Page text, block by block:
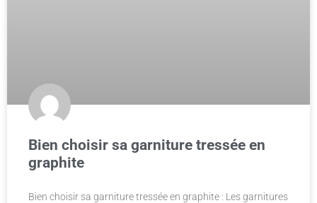
Bien choisir sa garniture tressée en
graphite
Bien choisir sa garniture tressée en graphite : Les garnitures